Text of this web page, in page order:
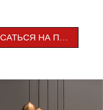
ЗАПИСАТЬСЯ НА ПРИЕМ